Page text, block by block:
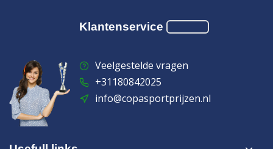
Klantenservice
Veelgestelde vragen
+31180842025
info@copasportprijzen.nl